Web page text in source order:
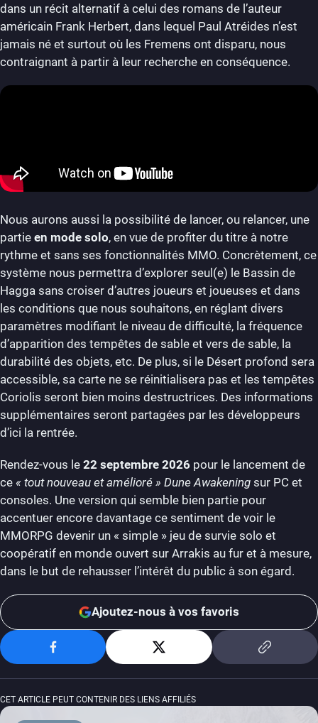
dans un récit alternatif à celui des romans de l’auteur
américain Frank Herbert, dans lequel Paul Atréides n’est
jamais né et surtout où les Fremens ont disparu, nous
contraignant à partir à leur recherche en conséquence.
Nous aurons aussi la possibilité de lancer, ou relancer, une
partie en mode solo, en vue de profiter du titre à notre
rythme et sans ses fonctionnalités MMO. Concrètement, ce
système nous permettra d’explorer seul(e) le Bassin de
Hagga sans croiser d’autres joueurs et joueuses et dans
les conditions que nous souhaitons, en réglant divers
paramètres modifiant le niveau de difficulté, la fréquence
d’apparition des tempêtes de sable et vers de sable, la
durabilité des objets, etc. De plus, si le Désert profond sera
accessible, sa carte ne se réinitialisera pas et les tempêtes
Coriolis seront bien moins destructrices. Des informations
supplémentaires seront partagées par les développeurs
d’ici la rentrée.
Rendez-vous le 22 septembre 2026 pour le lancement de
ce « tout nouveau et amélioré » Dune Awakening sur PC et
consoles. Une version qui semble bien partie pour
accentuer encore davantage ce sentiment de voir le
MMORPG devenir un « simple » jeu de survie solo et
coopératif en monde ouvert sur Arrakis au fur et à mesure,
dans le but de rehausser l’intérêt du public à son égard.
Ajoutez-nous à vos favoris
CET ARTICLE PEUT CONTENIR DES LIENS AFFILIÉS